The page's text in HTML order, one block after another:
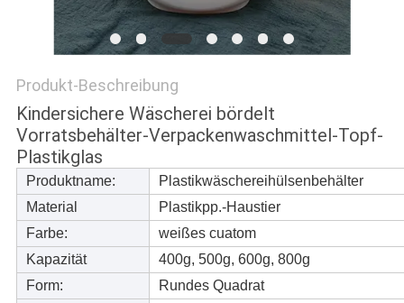
Produkt-Beschreibung
Kindersichere Wäscherei bördelt
Vorratsbehälter-Verpackenwaschmittel-Topf-
Plastikglas
Produktname:
Plastikwäschereihülsenbehälter
Material
Plastikpp.-Haustier
Farbe:
weißes cuatom
Kapazität
400g, 500g, 600g, 800g
Form:
Rundes Quadrat